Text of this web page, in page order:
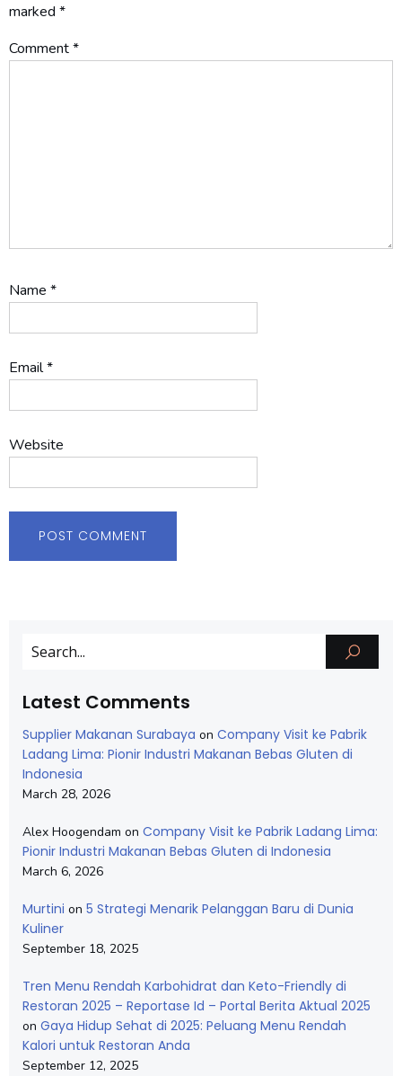
marked *
Comment*
Name *
Email*
Website
Latest Comments
Supplier Makanan Surabaya on Company Visit ke Pabrik
Ladang Lima: Pionir Industri Makanan Bebas Gluten di
Indonesia
March 28, 2026
Alex Hoogendam on Company Visit ke Pabrik Ladang Lima:
Pionir Industri Makanan Bebas Gluten di Indonesia
March 6, 2026
Murtini on 5 Strategi Menarik Pelanggan Baru di Dunia
Kuliner
September 18, 2025
Tren Menu Rendah Karbohidrat dan Keto-Friendly di
Restoran 2025 – Reportase Id – Portal Berita Aktual 2025
on Gaya Hidup Sehat di 2025: Peluang Menu Rendah
Kalori untuk Restoran Anda
September 12, 2025